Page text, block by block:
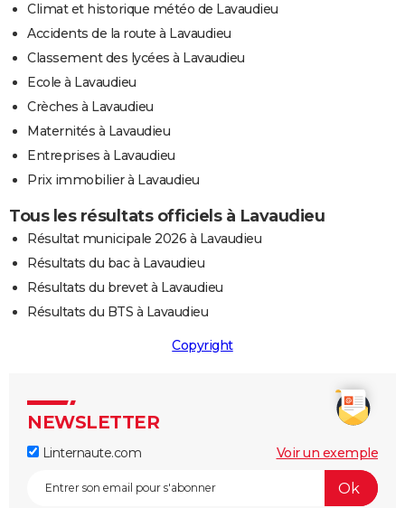
Climat et historique météo de Lavaudieu
Accidents de la route à Lavaudieu
Classement des lycées à Lavaudieu
Ecole à Lavaudieu
Crèches à Lavaudieu
Maternités à Lavaudieu
Entreprises à Lavaudieu
Prix immobilier à Lavaudieu
Tous les résultats officiels à Lavaudieu
Résultat municipale 2026 à Lavaudieu
Résultats du bac à Lavaudieu
Résultats du brevet à Lavaudieu
Résultats du BTS à Lavaudieu
Copyright
NEWSLETTER
Linternaute.com Voir un exemple